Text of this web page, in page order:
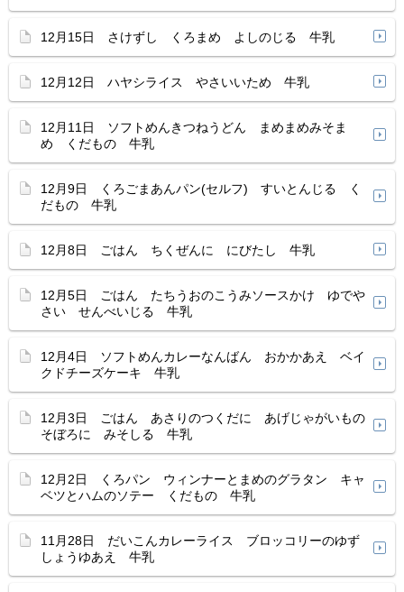
12月15日 さけずし くろまめ よしのじる 牛乳
12月12日 ハヤシライス やさいいため 牛乳
12月11日 ソフトめんきつねうどん まめまめみそま
め くだもの 牛乳
12月9日 くろごまあんパン(セルフ) すいとんじる く
だもの 牛乳
12月8日 ごはん ちくぜんに にびたし 牛乳
12月5日 ごはん たちうおのこうみソースかけ ゆでや
さい せんべいじる 牛乳
12月4日 ソフトめんカレーなんばん おかかあえ ベイ
クドチーズケーキ 牛乳
12月3日 ごはん あさりのつくだに あげじゃがいもの
そぼろに みそしる 牛乳
12月2日 くろパン ウィンナーとまめのグラタン キャ
ベツとハムのソテー くだもの 牛乳
11月28日 だいこんカレーライス ブロッコリーのゆず
しょうゆあえ 牛乳